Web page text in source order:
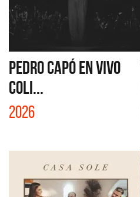
PEDRO CAPÓ EN VIVO
COLI...
2026